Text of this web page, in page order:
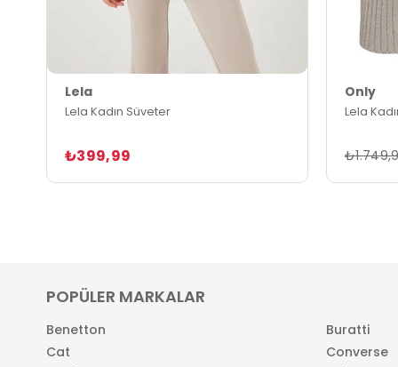
Lela
Lela Kadın Süveter
₺399,99
Only
Lela
POPÜLER MARKALAR
Benetton
Buratti
Cat
Converse